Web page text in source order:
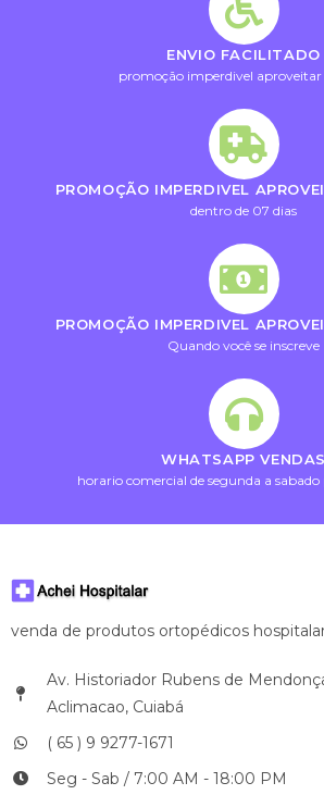
ENVIO FACILITADO
promoção imperdivel aproveitar
PROMOÇÃO IMPERDIVEL
dentro de 07 dias
PROMOÇÃO IMPERDIVEL
Quando você se inscreve
WHATSAPP VENDAS
horario comercial de segunda a
venda de produtos ortopédicos
Av. Historiador Rubens de
Aclimacao, Cuiabá
( 65 ) 9 9277-1671
Seg - Sab / 7:00 AM - 18:00 PM